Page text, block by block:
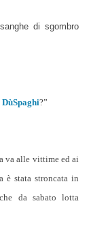
di sgombro
DùSpaghi?”
va alle vittime ed ai
è stata stroncata in
da sabato lotta